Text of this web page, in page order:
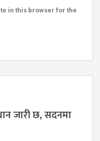
in this browser for the
जारी छ, सदनमा